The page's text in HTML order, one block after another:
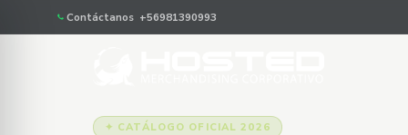
Contáctanos +56981390993
✦ CATÁLOGO OFICIAL 2026